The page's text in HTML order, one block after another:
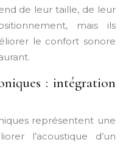
de leur taille, de leur
mais ils
le confort sonore
: intégration
représentent une
l’acoustique d’un